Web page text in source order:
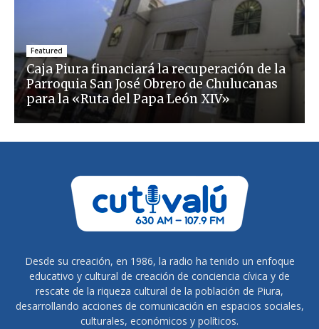
Featured
Caja Piura financiará la recuperación de la
Parroquia San José Obrero de Chulucanas
para la «Ruta del Papa León XIV»
Desde su creación, en 1986, la radio ha tenido un enfoque
educativo y cultural de creación de conciencia cívica y de
rescate de la riqueza cultural de la población de Piura,
desarrollando acciones de comunicación en espacios sociales,
culturales, económicos y políticos.